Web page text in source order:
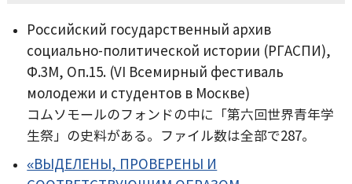
Российский государственный архив
социально-политической истории (РГАСПИ),
Ф.3М, Оп.15. (VI Всемирный фестиваль
молодежи и студентов в Москве)
コムソモールのフォンドの中に「第六回世界青年学
生祭」の史料がある。ファイル数は全部で287。
«ВЫДЕЛЕНЫ, ПРОВЕРЕНЫ И